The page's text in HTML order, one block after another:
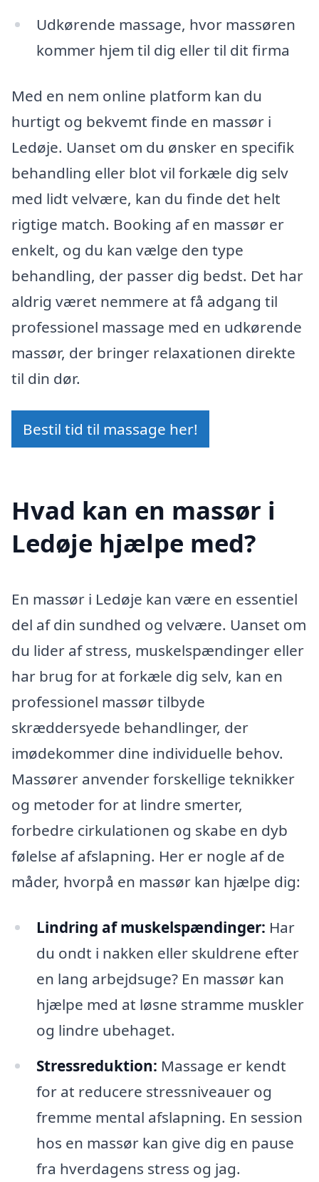
Udkørende massage, hvor massøren
kommer hjem til dig eller til dit firma
Med en nem online platform kan du
hurtigt og bekvemt finde en massør i
Ledøje. Uanset om du ønsker en specifik
behandling eller blot vil forkæle dig selv
med lidt velvære, kan du finde det helt
rigtige match. Booking af en massør er
enkelt, og du kan vælge den type
behandling, der passer dig bedst. Det har
aldrig været nemmere at få adgang til
professionel massage med en udkørende
massør, der bringer relaxationen direkte
til din dør.
Bestil tid til massage her!
Hvad kan en massør i
Ledøje hjælpe med?
En massør i Ledøje kan være en essentiel
del af din sundhed og velvære. Uanset om
du lider af stress, muskelspændinger eller
har brug for at forkæle dig selv, kan en
professionel massør tilbyde
skræddersyede behandlinger, der
imødekommer dine individuelle behov.
Massører anvender forskellige teknikker
og metoder for at lindre smerter,
forbedre cirkulationen og skabe en dyb
følelse af afslapning. Her er nogle af de
måder, hvorpå en massør kan hjælpe dig:
Lindring af muskelspændinger: Har
du ondt i nakken eller skuldrene efter
en lang arbejdsuge? En massør kan
hjælpe med at løsne stramme muskler
og lindre ubehaget.
Stressreduktion: Massage er kendt
for at reducere stressniveauer og
fremme mental afslapning. En session
hos en massør kan give dig en pause
fra hverdagens stress og jag.